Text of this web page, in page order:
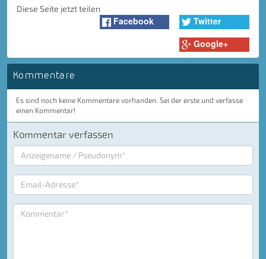
Diese Seite jetzt teilen
Facebook
Twitter
Google+
Kommentare
Es sind noch keine Kommentare vorhanden. Sei der erste und verfasse
einen Kommentar!
Kommentar verfassen